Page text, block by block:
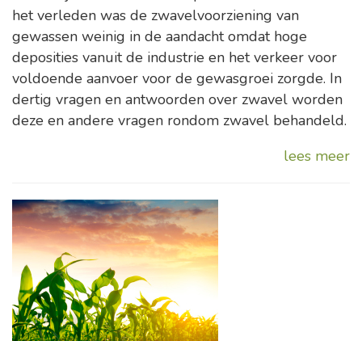
het verleden was de zwavelvoorziening van
gewassen weinig in de aandacht omdat hoge
deposities vanuit de industrie en het verkeer voor
voldoende aanvoer voor de gewasgroei zorgde. In
dertig vragen en antwoorden over zwavel worden
deze en andere vragen rondom zwavel behandeld.
lees meer